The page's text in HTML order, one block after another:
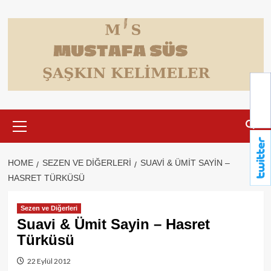
to
Menu
HOME SEZEN VE DIĞERLERI
SUAVI & ÜMIT SAYIN –
HASRET TÜRKÜSÜ
Sezen ve Diğerleri
Suavi & Ümit Sayin – Hasret
Türküsü
22 Eylül 2012